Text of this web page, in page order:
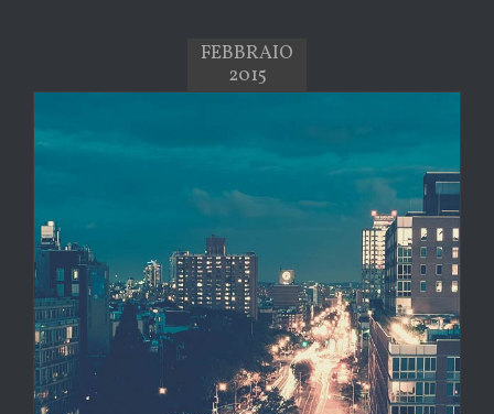
FEBBRAIO
2015